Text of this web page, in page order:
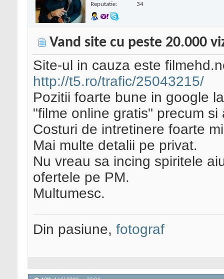
Reputatie: 34
Vand site cu peste 20.000
Site-ul in cauza este
http://t5.ro/trafic/25043215/
Pozitii foarte bune in google
"filme online gratis" precum si
Costuri de intretinere foarte
Mai multe detalii pe privat.
Nu vreau sa incing spiritele
ofertele pe PM.
Multumesc.
Din pasiune, fotograf